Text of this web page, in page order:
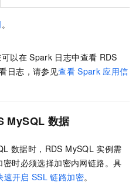
。
以在 Spark 日志中查看 RDS
日志，请参见查看 Spark 应用信
MySQL 数据
数据时，RDS MySQL 实例需
密时必须选择加密内网链路。具
速开启 SSL 链路加密。